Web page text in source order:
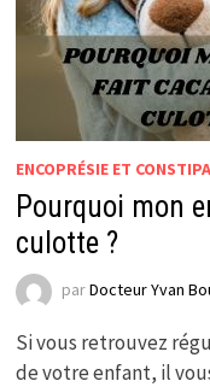
ENCOPRÉSIE ET
Pourquoi mon
culotte ?
parDocteur Yvan
Si vous retrouvez
de votre enfant, il